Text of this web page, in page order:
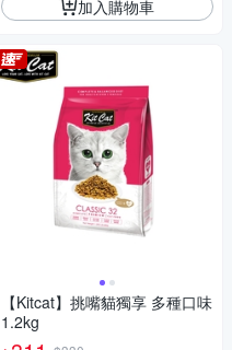
加入購物車
【Kitcat】挑嘴貓獨享 多種口味
1.2kg